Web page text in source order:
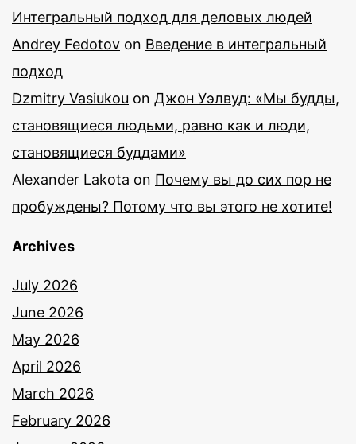
Интегральный подход для деловых людей
Andrey Fedotov on Введение в интегральный
подход
Dzmitry Vasiukou on Джон Уэлвуд: «Мы будды,
становящиеся людьми, равно как и люди,
становящиеся буддами»
Alexander Lakota on Почему вы до сих пор не
пробуждены? Потому что вы этого не хотите!
Archives
July 2026
June 2026
May 2026
April 2026
March 2026
February 2026